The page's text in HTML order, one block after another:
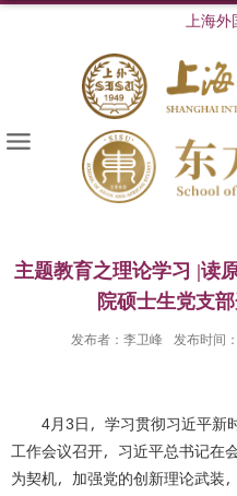
上海
主题教育之理论学习 |读
院硕士生党支
发布者：李卫峰 发布时间
4月3日，学习贯彻习近平新
工作会议召开，习近平总书记在
为契机，加强党的创新理论武装